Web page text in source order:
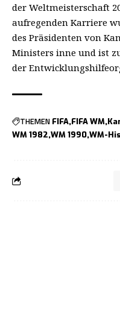
der Weltmeisterschaft
aufregenden Karriere
des Präsidenten von
Ministers inne und ist
der
THEMEN FIFA FIFA WM
WM 1982 WM 1990 WM-